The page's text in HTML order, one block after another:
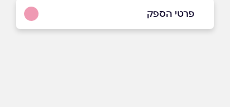
פרטי הספק